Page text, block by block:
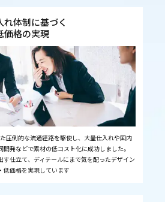
れ体制に基づく
価格の実現
圧倒的な流通経路を駆使し、大量仕入れや国内
発などで素材の低コスト化に成功しました。
す仕立て、ディテールにまで気を配ったデザイン
低価格を実現しています